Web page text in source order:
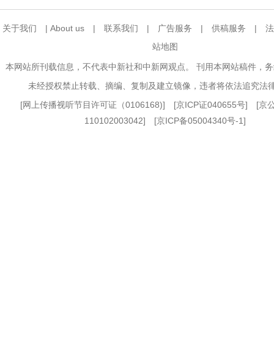
关于我们 | About us | 联系我们 | 广告服务 | 供稿服务 |
站地图
本网站所刊载信息，不代表中新社和中新网观点。 刊用本网站稿件，
未经授权禁止转载、摘编、复制及建立镜像，违者将依法追究法
[网上传播视听节目许可证（0106168)] [京ICP证040655号] [京
110102003042] [京ICP备05004340号-1]